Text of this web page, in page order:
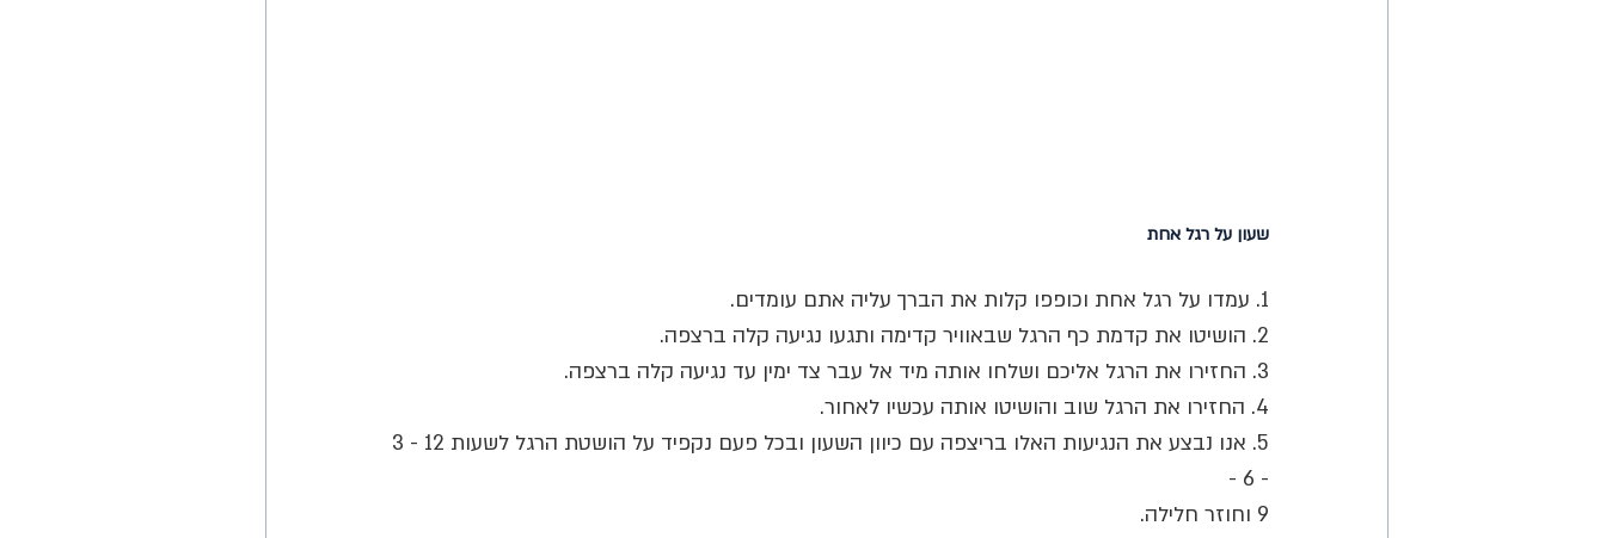
שעון על רגל אחת
1. עמדו על רגל אחת וכופפו קלות את הברך עליה אתם עומדים.
2. הושיטו את קדמת כף הרגל שבאוויר קדימה ותגעו נגיעה קלה ברצפה.
3. החזירו את הרגל אליכם ושלחו אותה מיד אל עבר צד ימין עד נגיעה קלה ברצפה.
4. החזירו את הרגל שוב והושיטו אותה עכשיו לאחור.
- 6 -
9 וחוזר חלילה.